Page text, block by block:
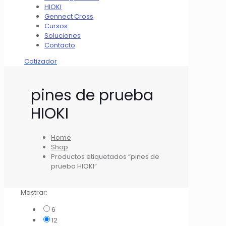
HIOKI
Gennect Cross
Cursos
Soluciones
Contacto
Cotizador
pines de prueba
HIOKI
Home
Shop
Productos etiquetados “pines de
prueba HIOKI”
Mostrar:
6
12